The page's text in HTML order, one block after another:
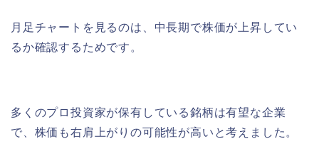
月足チャートを見るのは、中長期で株価が上昇してい
るか確認するためです。
多くのプロ投資家が保有している銘柄は有望な企業
で、株価も右肩上がりの可能性が高いと考えました。